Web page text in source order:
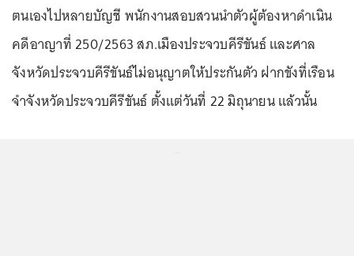
ตนเองไปหลายบัญชี พนักงานสอบสวนนำตัวผู้ต้องหาดำเนิน
คดีอาญาที่ 250/2563 สภ.เมืองประจวบคีรีขันธ์ และศาล
จังหวัดประจวบคีรีขันธ์ไม่อนุญาตให้ประกันตัว ฝากขังที่เรือน
จำจังหวัดประจวบคีรีขันธ์ ตั้งแต่วันที่ 22 มิถุนายน แล้วนั้น